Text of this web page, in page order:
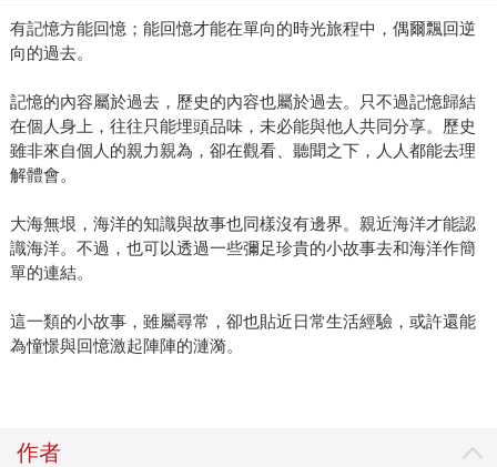
有記憶方能回憶；能回憶才能在單向的時光旅程中，偶爾飄回逆
向的過去。
記憶的內容屬於過去，歷史的內容也屬於過去。只不過記憶歸結
在個人身上，往往只能埋頭品味，未必能與他人共同分享。歷史
雖非來自個人的親力親為，卻在觀看、聽聞之下，人人都能去理
解體會。
大海無垠，海洋的知識與故事也同樣沒有邊界。親近海洋才能認
識海洋。不過，也可以透過一些彌足珍貴的小故事去和海洋作簡
單的連結。
這一類的小故事，雖屬尋常，卻也貼近日常生活經驗，或許還能
為憧憬與回憶激起陣陣的漣漪。
作者